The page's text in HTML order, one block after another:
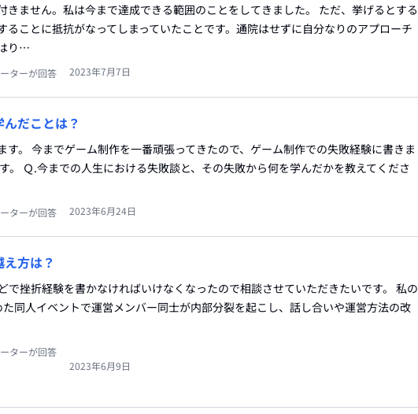
きません。私は今まで達成できる範囲のことをしてきました。 ただ、挙げるとする
ることに抵抗がなってしまっていたことです。通院はせずに自分なりのアプローチ
り…
ターが回答 2023年7月7日
だことは？
す。 今までゲーム制作を一番頑張ってきたので、ゲーム制作での失敗経験に書きま
。 Ｑ.今までの人生における失敗談と、その失敗から何を学んだかを教えてくださ
ターが回答 2023年6月24日
方は？
で挫折経験を書かなければいけなくなったので相談させていただきたいです。 私の
同人イベントで運営メンバー同士が内部分裂を起こし、話し合いや運営方法の改
ターが回答
2023年6月9日